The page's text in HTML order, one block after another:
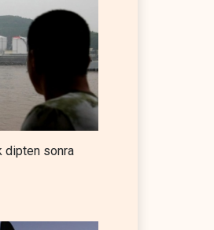
Türkiye ve
savunma
07 Ağustos 2026
40 yıl sonra ilk
07 Ağustos 2026
dipten sonra